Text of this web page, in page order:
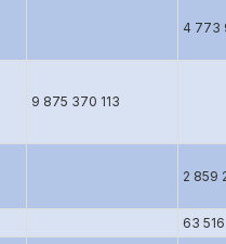
4 773
9 875 370 113
2 859
63